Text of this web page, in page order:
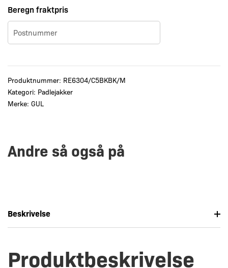
Beregn fraktpris
Produktnummer: RE6304/C5BKBK/M
Kategori: Padlejakker
Merke: GUL
Andre så også på
Beskrivelse
Produktbeskrivelse